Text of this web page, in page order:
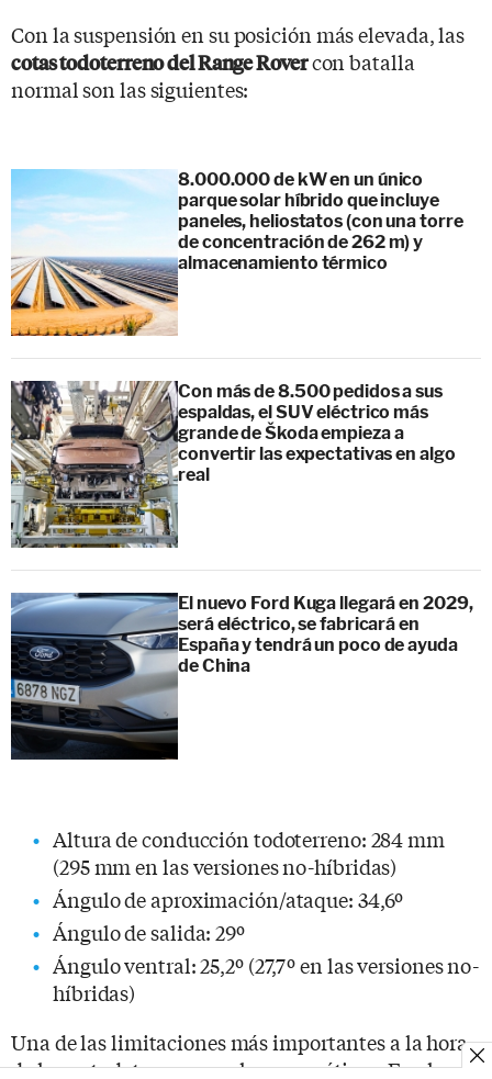
Con la suspensión en su posición más elevada, las
cotas todoterreno del Range Rovercon batalla
normal son las siguientes:
8.000.000 de kW en un único
parque solar híbrido que incluye
paneles, heliostatos (con una torre
de concentración de 262 m) y
almacenamiento térmico
Con más de 8.500 pedidos a sus
espaldas, el SUV eléctrico más
grande de Škoda empieza a
convertir las expectativas en algo
real
El nuevo Ford Kuga llegará en 2029,
será eléctrico, se fabricará en
España y tendrá un poco de ayuda
de China
Altura de conducción todoterreno: 284 mm
(295 mm en las versiones no-híbridas)
Ángulo de aproximación/ataque: 34,6º
Ángulo de salida: 29º
Ángulo ventral: 25,2º (27,7º en las versiones no-
híbridas)
Una de las limitaciones más importantes a la hora
de hacer todoterreno son los neumáticos. En el caso